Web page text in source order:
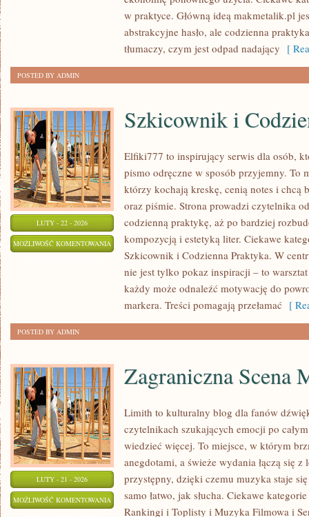
w praktyce. Główną ideą makmetalik.pl
abstrakcyjne hasło, ale codzienna
tłumaczy, czym jest odpad nadający [
POSTED BY ADMIN
LUTY - 22 - 2026
MOŻLIWOŚĆ KOMENTOWANIA SZKICOWNIK
CODZIENNA
PRAKTYKA
Szkicownik i
Elfiki777 to inspirujący serwis dla osób,
pismo odręczne w sposób przyjemny. To
którzy kochają kreskę, cenią notes i chcą
oraz piśmie. Strona prowadzi czytelnika
codzienną praktykę, aż po bardziej
kompozycją i estetyką liter. Ciekawe
Szkicownik i Codzienna Praktyka. W
nie jest tylko pokaz inspiracji – to
każdy może odnaleźć motywację do
markera. Treści pomagają przełamać [
POSTED BY ADMIN
LUTY - 21 - 2026
MOŻLIWOŚĆ KOMENTOWANIA ZAGRANICZNA
Zagraniczna Scena
Limith to kulturalny blog dla fanów
czytelnikach szukających emocji po
wiedzieć więcej. To miejsce, w którym
anegdotami, a świeże wydania łączą się z
przystępny, dzięki czemu muzyka staje
samo łatwo, jak słucha. Ciekawe
Rankingi i Toplisty i Muzyka Filmowa i